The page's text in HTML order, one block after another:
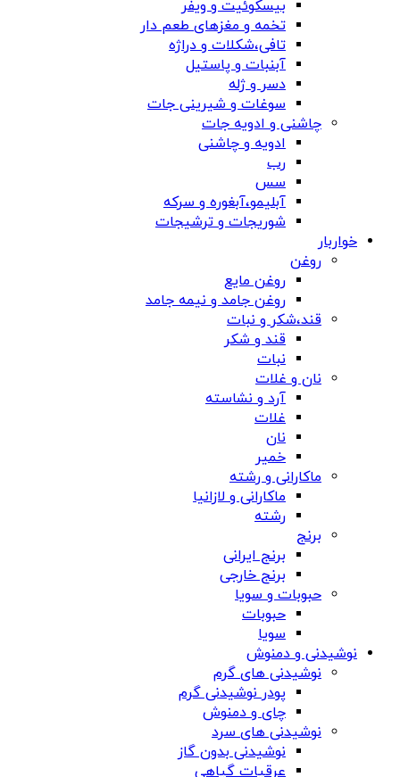
بیسکوئیت و ویفر
تخمه و مغزهای طعم دار
تافی،شکلات و دراژه
آبنبات و پاستیل
دسر و ژله
سوغات و شیرینی جات
چاشنی و ادویه جات
ادویه و چاشنی
رب
سس
آبلیمو،آبغوره و سرکه
شوریجات و ترشیجات
خواربار
روغن
روغن مایع
روغن جامد و نیمه جامد
قند،شکر و نبات
قند و شکر
نبات
نان و غلات
آرد و نشاسته
غلات
نان
خمیر
ماکارانی و رشته
ماکارانی و لازانیا
رشته
برنج
برنج ایرانی
برنج خارجی
حبوبات و سویا
حبوبات
سویا
نوشیدنی و دمنوش
نوشیدنی های گرم
پودر نوشیدنی گرم
چای و دمنوش
نوشیدنی های سرد
نوشیدنی بدون گاز
عرقیات گیاهی